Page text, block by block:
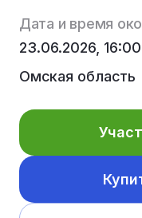
Дата и время
23.06.2026,
Омская область